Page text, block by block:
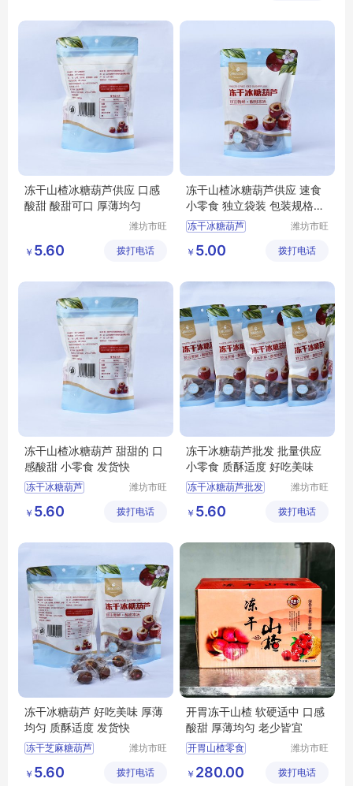
冻干山楂冰糖葫芦
冻干山楂冰糖葫芦供应 口感
酸甜 酸甜可口 厚薄均匀
潍坊市旺
限公司
￥ 5.60 拨打电话
冻干山楂冰糖葫芦供应 速食
小零食 独立袋装 包装规格多
样
冻干冰糖葫芦
冻干山楂冰糖葫芦厂家
冻干冰糖葫芦批发
潍坊市旺
限公司
￥ 5.00 拨打电话
冻干山楂冰糖葫芦 甜甜的 口
感酸甜 小零食 发货快
冻干冰糖葫芦
冻干山楂冰糖葫芦厂家
冻干冰糖葫芦批发
潍坊市旺
限公司
￥ 5.60 拨打电话
冻干冰糖葫芦批发 批量供应
小零食 质酥适度 好吃美味
冻干冰糖葫芦批发
冻干冰糖葫芦
冻干芝麻糖葫芦
潍坊市旺
限公司
￥ 5.60 拨打电话
冻干冰糖葫芦 好吃美味 厚薄
均匀 质酥适度 发货快
冻干芝麻糖葫芦
冻干冰糖葫芦
潍坊市旺
限公司
￥ 5.60 拨打电话
开胃冻干山楂 软硬适中 口感
酸甜 厚薄均匀 老少皆宜
开胃山楂零食
冻干山楂厂家
潍坊市旺
限公司
￥ 280.00 拨打电话